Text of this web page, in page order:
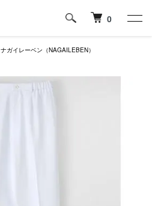
0
ナガイレーベン（NAGAILEBEN）